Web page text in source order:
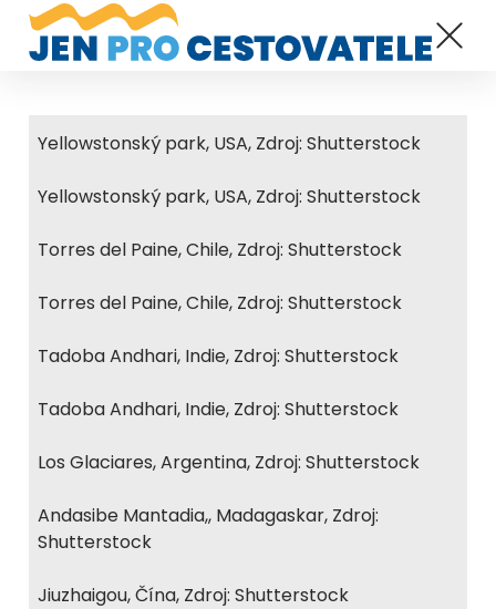
Yellowstonský park, USA, Zdroj: Shutterstock
Yellowstonský park, USA, Zdroj: Shutterstock
Torres del Paine, Chile, Zdroj: Shutterstock
Torres del Paine, Chile, Zdroj: Shutterstock
Tadoba Andhari, Indie, Zdroj: Shutterstock
Tadoba Andhari, Indie, Zdroj: Shutterstock
Los Glaciares, Argentina, Zdroj: Shutterstock
Andasibe Mantadia,, Madagaskar, Zdroj:
Shutterstock
Jiuzhaigou, Čína, Zdroj: Shutterstock